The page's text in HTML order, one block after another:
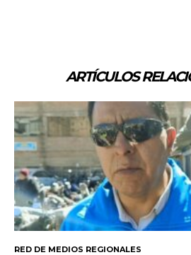
ARTÍCULOS
RED DE MEDIOS REGIONALES